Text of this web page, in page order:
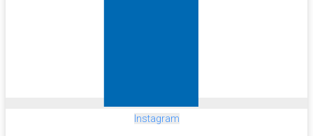
Instagram